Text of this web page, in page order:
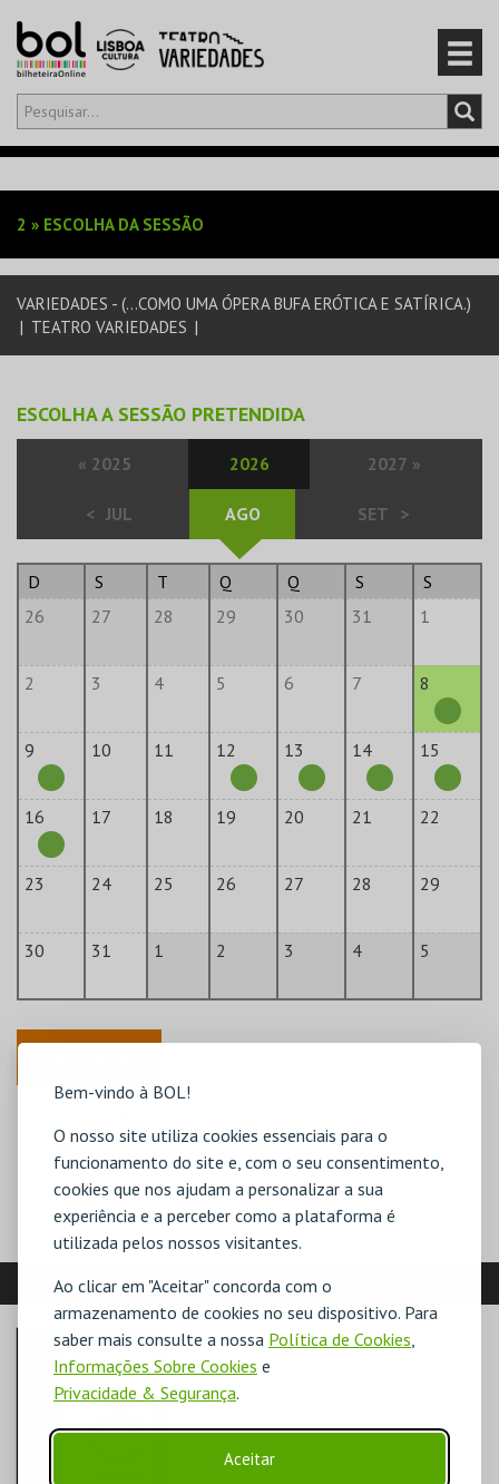
Bem-vindo à BOL!
O nosso site utiliza cookies essenciais para o
funcionamento do site e, com o seu consentimento,
cookies que nos ajudam a personalizar a sua
experiência e a perceber como a plataforma é
utilizada pelos nossos visitantes.
Ao clicar em "Aceitar" concorda com o
armazenamento de cookies no seu dispositivo. Para
saber mais consulte a nossa Política de Cookies,
Informações Sobre Cookies e
Privacidade & Segurança.
Aceitar
Olá,iniciar sessão
EVENTOS
CARTÕES
2 » ESCOLHA DA SESSÃO
VARIEDADES - (...COMO UMA ÓPERA BUFA ERÓTICA E SATÍRICA.)
| TEATRO VARIEDADES |
ESCOLHA A SESSÃO PRETENDIDA
« 2025 2026 2027 »
< JUL AGO SET >
D S T Q Q S
S
26
27 28 29 30 31 1
2 3 4 5 6 7 8
9 10 11 12 13 14 15
16 17 18 19 20 21 22
23 24 25 26 27 28 29
30 31 1 2 3 4 5
POUCO DISPONÍVEL
ESGOTADO
VEJA AINDA: